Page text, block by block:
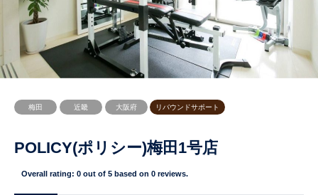
梅田 近畿 大阪府 リバウンドサポート
POLICY(ポリシー)梅田1号店
Overall rating: 0 out of 5 based on 0 reviews.